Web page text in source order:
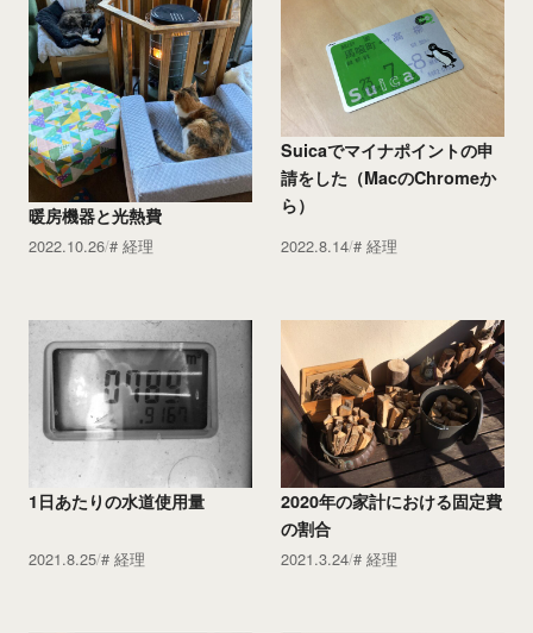
暖房機器と光熱費
2022.10.26 経理
Suicaでマイナポイントの申
請をした（MacのChromeか
ら）
2022.8.14 経理
1日あたりの水道使用量
2021.8.25 経理
2020年の家計における固定費
の割合
2021.3.24 経理